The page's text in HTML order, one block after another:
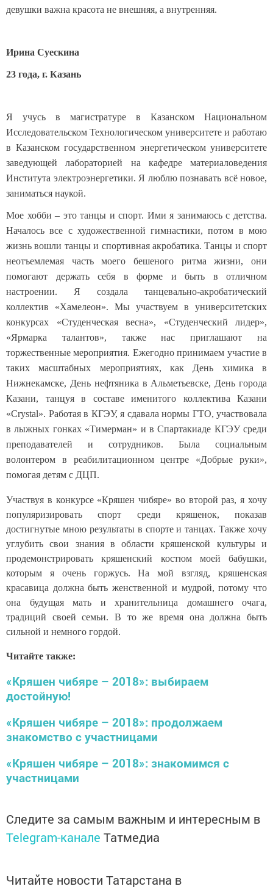
девушки важна красота не внешняя, а внутренняя.
Ирина Суескина
23 года, г. Казань
Я учусь в магистратуре в Казанском Национальном
Исследовательском Технологическом университете и работаю
в Казанском государственном энергетическом университете
заведующей лабораторией на кафедре материаловедения
Института электроэнергетики. Я люблю познавать всё новое,
заниматься наукой.
Мое хобби – это танцы и спорт. Ими я занимаюсь с детства.
Началось все с художественной гимнастики, потом в мою
жизнь вошли танцы и спортивная акробатика. Танцы и спорт
неотъемлемая часть моего бешеного ритма жизни, они
помогают держать себя в форме и быть в отличном
настроении. Я создала танцевально-акробатический
коллектив «Хамелеон». Мы участвуем в университетских
конкурсах «Студенческая весна», «Студенческий лидер»,
«Ярмарка талантов», также нас приглашают на
торжественные мероприятия. Ежегодно принимаем участие в
таких масштабных мероприятиях, как День химика в
Нижнекамске, День нефтяника в Альметьевске, День города
Казани, танцуя в составе именитого коллектива Казани
«Crystal». Работая в КГЭУ, я сдавала нормы ГТО, участвовала
в лыжных гонках «Тимерман» и в Спартакиаде КГЭУ среди
преподавателей и сотрудников. Была социальным
волонтером в реабилитационном центре «Добрые руки»,
помогая детям с ДЦП.
Участвуя в конкурсе «Кряшен чибяре» во второй раз, я хочу
популяризировать спорт среди кряшенок, показав
достигнутые мною результаты в спорте и танцах. Также хочу
углубить свои знания в области кряшенской культуры и
продемонстрировать кряшенский костюм моей бабушки,
которым я очень горжусь. На мой взгляд, кряшенская
красавица должна быть женственной и мудрой, потому что
она будущая мать и хранительница домашнего очага,
традиций своей семьи. В то же время она должна быть
сильной и немного гордой.
Читайте также:
«Кряшен чибяре – 2018»: выбираем
достойную!
«Кряшен чибяре – 2018»: продолжаем
знакомство с участницами
«Кряшен чибяре – 2018»: знакомимся с
участницами
Следите за самым важным и интересным в
Telegram-канале Татмедиа
Читайте новости Татарстана в